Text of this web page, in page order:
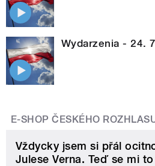
Wydarzenia - 24.
E-SHOP ČESKÉHO
Vždycky jsem si přál
Julese Verna. Teď se mi